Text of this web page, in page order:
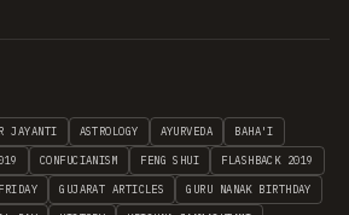
JAYANTI ASTROLOGY AYURVEDA BAHA'I
CONFUCIANISM FENG SHUI FLASHBACK 2019
GUJARAT ARTICLES GURU NANAK BIRTHDAY